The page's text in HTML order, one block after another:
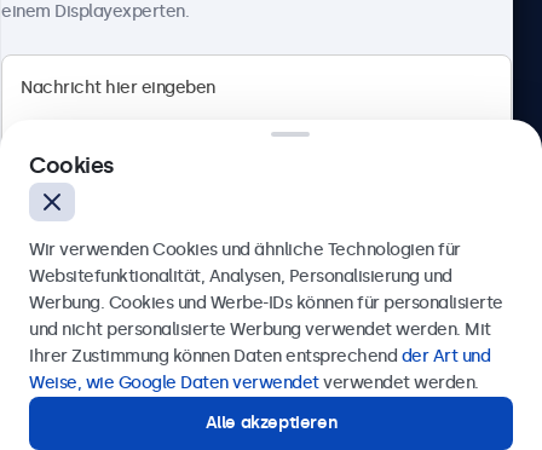
Berliner Allee 59, 40212 Düsseldorf, Deutschland
Deutsch
einem Displayexperten.
Anfrage senden
Rufen Sie uns an unter0211 38 78 95 62
Benötigen Sie Unterstützung?
Cookies
Wir verwenden Cookies und ähnliche Technologien für
Websitefunktionalität, Analysen, Personalisierung und
Werbung. Cookies und Werbe-IDs können für personalisierte
und nicht personalisierte Werbung verwendet werden. Mit
Ihrer Zustimmung können Daten entsprechend der Art und
Weise, wie Google Daten verwendetverwendet werden.
Alle akzeptieren